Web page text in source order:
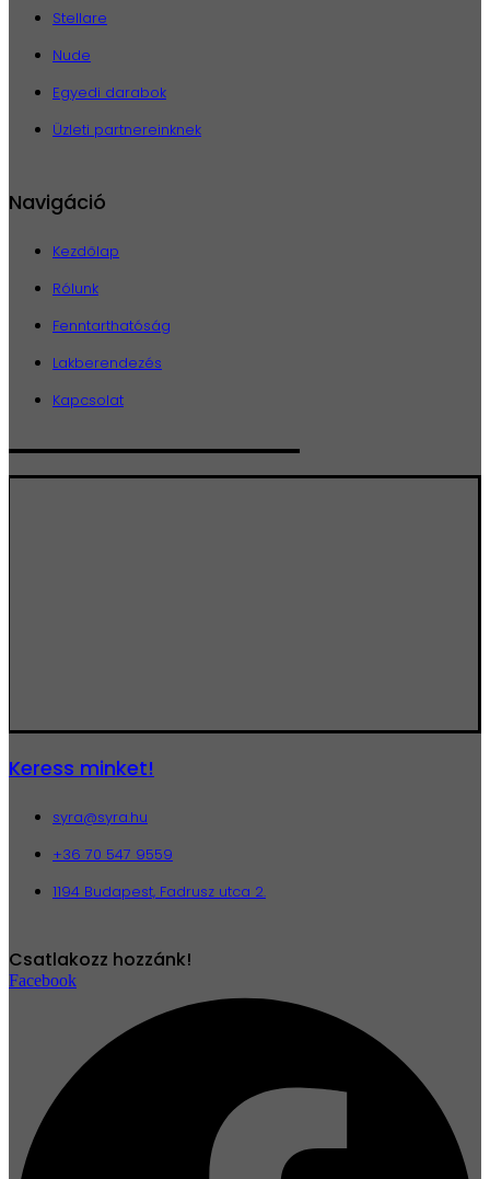
Stellare
Nude
Egyedi darabok
Üzleti partnereinknek
Navigáció
Kezdőlap
Rólunk
Fenntarthatóság
Lakberendezés
Kapcsolat
Keress minket!
syra@syra.hu
+36 70 547 9559
1194 Budapest, Fadrusz utca 2.
Csatlakozz hozzánk!
Facebook